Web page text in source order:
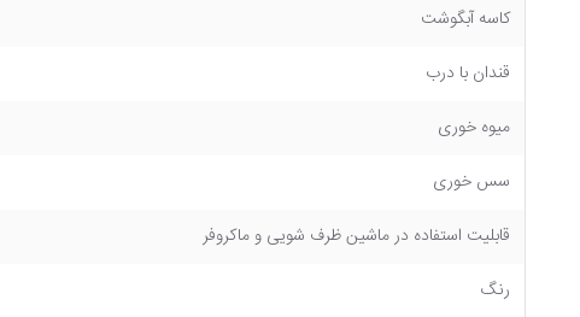
کاسه آبگوشت
قندان با درب
میوه خوری
سس خوری
قابلیت استفاده در ماشین ظرف شویی و ماکروفر
رنگ